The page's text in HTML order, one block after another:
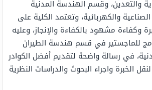
والتعدين، وقسم الهندسة المدنية
والكهربائية، وتعتمد الكلية على
وكفاءة مشهود بالكفاءة والإنجاز، وعليه
للماجستير في قسم هندسة الطيران
في رسالة واضحة لتقديم أفضل الكوادر
الخبرة واجراء البحوث والدراسات النظرية